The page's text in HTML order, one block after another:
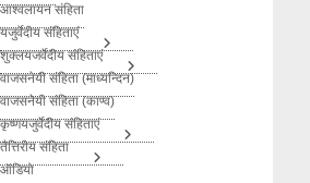
आश्वलायन संहिता
यजुर्वेदीय संहिताएं
शुक्लयजर्वेदीय संहिताएं
वाजसनेयी संहिता (माध्यन्दिन)
वाजसनेयी संहिता (काण्व)
कृष्णयजुर्वेदीय संहिताएं
तैत्तिरीय संहिता
ऑडियो